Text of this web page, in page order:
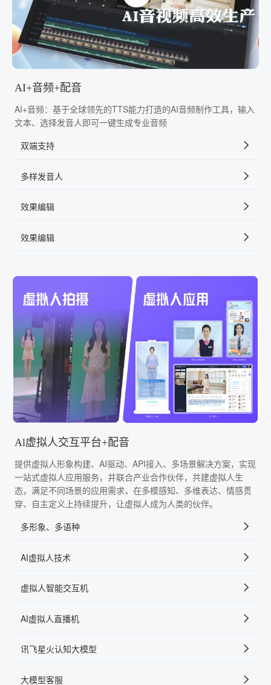
AI+音频+配音
AI+音频：基于全球领先的TTS能力打造的AI音频制作工具，输入
文本、选择发音人即可一键生成专业音频
双端支持
多样发音人
效果编辑
效果编辑
Al虚拟人交互平台+配音
提供虚拟人形象构建、AI驱动、API接入、多场景解决方案，实现
一站式虚拟人应用服务，并联合产业合作伙伴，共建虚拟人生
态，满足不同场景的应用需求，在多模感知、多维表达、情感贯
穿、自主定义上持续提升，让虚拟人成为人类的伙伴。
多形象、多语种
AI虚拟人技术
虚拟人智能交互机
AI虚拟人直播机
讯飞星火认知大模型
大模型客服